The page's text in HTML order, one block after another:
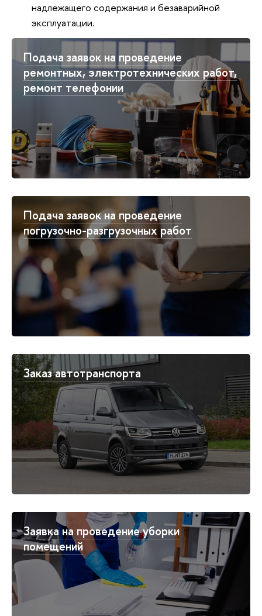
надлежащего содержания и безаварийной
эксплуатации.
Подача заявок на проведение
ремонтных, электротехнических работ,
ремонт телефонии
Подача заявок на проведение
погрузочно-разгрузочных работ
Заказ автотранспорта
Заявка на проведение уборки
помещений